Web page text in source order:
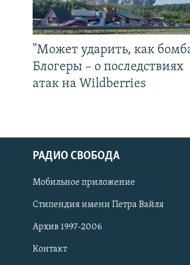
СОЦИАЛЬНЫЕ СЕТИ
"Может ударить, как
Блогеры – о последствиях
атак на Wildberries
РАДИО СВОБОДА
Мобильное приложение
Стипендия имени Петра Вайля
Архив 1997-2006
Контакт